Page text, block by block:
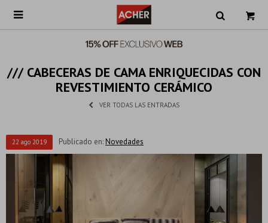

/// CABECERAS DE CAMA ENRIQUECIDAS CON
REVESTIMIENTO CERÁMICO
VER TODAS LAS ENTRADAS
22 ago 2019 Publicado en: Novedades